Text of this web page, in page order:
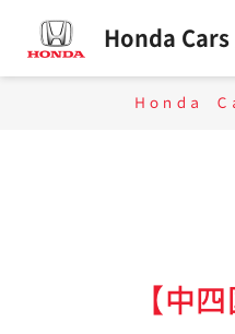
Honda Cars
Ｈｏｎｄａ Ｃ
【中